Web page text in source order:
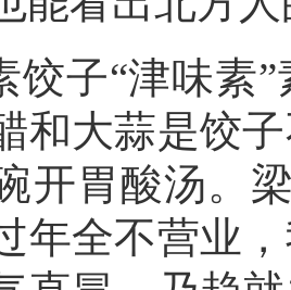
饺子“津味素
和大蒜是饺
开胃酸汤。
年全不营业